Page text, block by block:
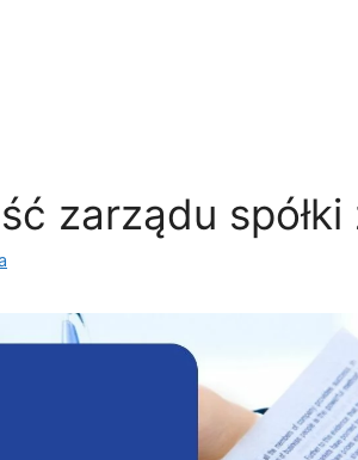
zarządu spółki